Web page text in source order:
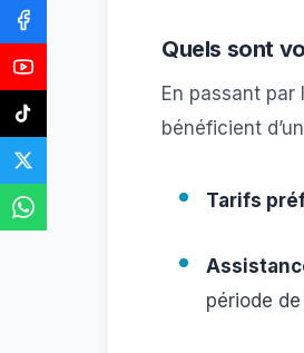
Quels sont
En passant par
bénéficient
Tarifs
période